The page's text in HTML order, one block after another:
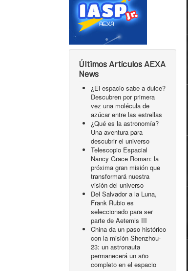
Últimos Artículos AEXA
News
¿El espacio sabe a dulce?
Descubren por primera
vez una molécula de
azúcar entre las estrellas
¿Qué es la astronomía?
Una aventura para
descubrir el universo
Telescopio Espacial
Nancy Grace Roman: la
próxima gran misión que
transformará nuestra
visión del universo
Del Salvador a la Luna,
Frank Rubio es
seleccionado para ser
parte de Aetemis III
China da un paso histórico
con la misión Shenzhou-
23: un astronauta
permanecerá un año
completo en el espacio